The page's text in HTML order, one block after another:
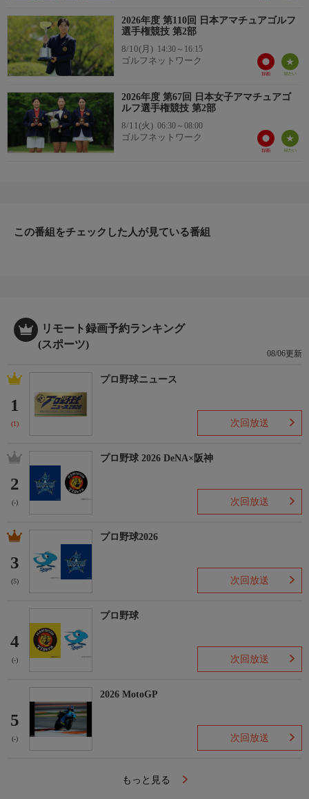
2026年度 第110回 日本アマチュアゴルフ
選手権競技 第2部
8/10(月) 14:30～16:15
ゴルフネットワーク
2026年度 第67回 日本女子アマチュアゴ
ルフ選手権競技 第2部
8/11(火) 06:30～08:00
ゴルフネットワーク
この番組をチェックした人が見ている番組
リモート録画予約ランキング
(スポーツ)
08/06更新
1
(1)
プロ野球ニュース
次回放送
2
(-)
プロ野球 2026 DeNA×阪神
次回放送
3
(5)
プロ野球2026
次回放送
4
(-)
プロ野球
次回放送
5
(-)
2026 MotoGP
次回放送
もっと見る